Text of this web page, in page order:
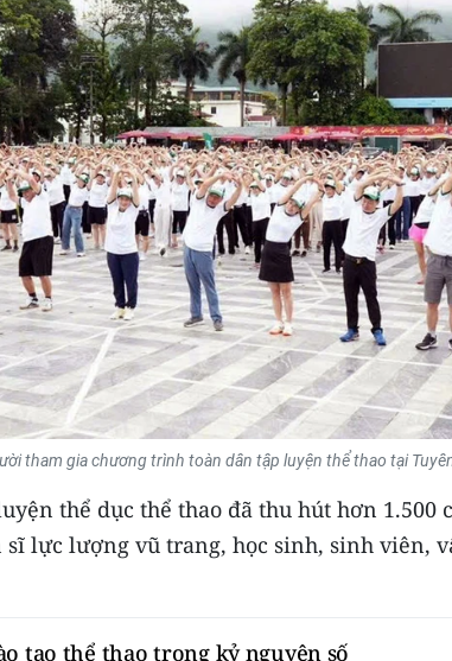
tham gia chương trình toàn dân tập luyện thể thao tại
thể dục thể thao đã thu hút hơn 1.500
lực lượng vũ trang, học sinh, sinh viên,
tạo thể thao trong kỷ nguyên số